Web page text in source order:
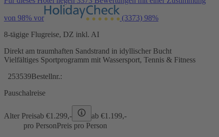
von 98% vor (3373) 98%
8-tägige Flugreise, DZ inkl. AI
Direkt am traumhaften Sandstrand in idyllischer Bucht
Vielfältiges Sportprogramm mit Wassersport, Tennis & Fitness
253539Bestellnr.:
Pauschalreise
Alter Preisab €1.299,- ab €1.199,-
pro PersonPreis pro Person